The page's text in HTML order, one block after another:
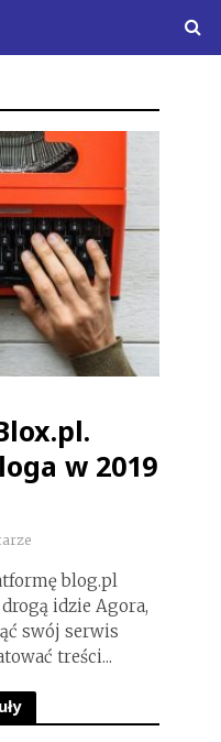
w 2019
blog.pl
idzie Agora,
swój serwis
treści...